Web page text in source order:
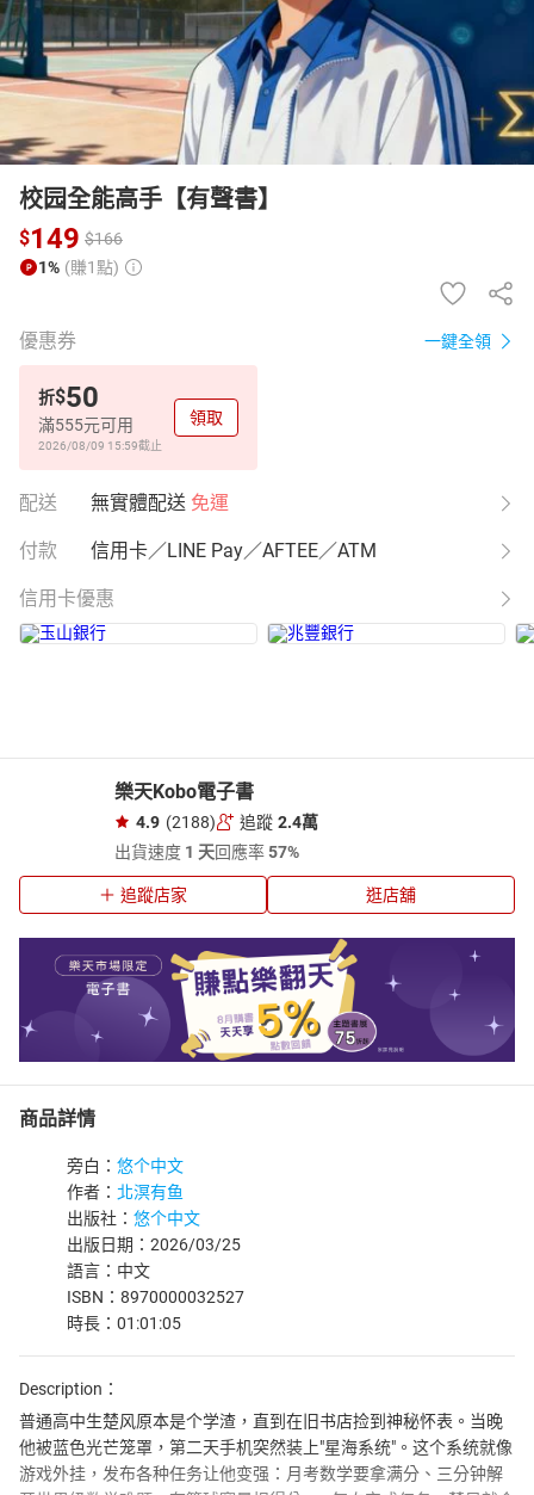
校园全能高手【有聲書】
$149 $166
1% (賺1點)
優惠券 一鍵全領
折$50
滿555元可用
2026/08/09 15:59截止
領取
配送 無實體配送 免運
付款 信用卡／LINE Pay／AFTEE／ATM
信用卡優惠
樂天Kobo電子書
4.9 (2188) 追蹤 2.4萬
出貨速度 1 天回應率57%
追蹤店家 逛店舖
商品詳情
旁白： 悠个中文
作者： 北溟有鱼
出版社： 悠个中文
出版日期：2026/03/25
語言：中文
ISBN：8970000032527
時長：01:01:05
Description：
普通高中生楚风原本是个学渣，直到在旧书店捡到神秘怀表。当晚
他被蓝色光芒笼罩，第二天手机突然装上"星海系统"。这个系统就像
游戏外挂，发布各种任务让他变强：月考数学要拿满分、三分钟解